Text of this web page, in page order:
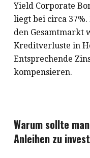
Yield Corporate
liegt bei circa
den Gesamtmarkt
Kreditverluste in
Entsprechende
kompensieren.
Warum sollte
Anleihen zu